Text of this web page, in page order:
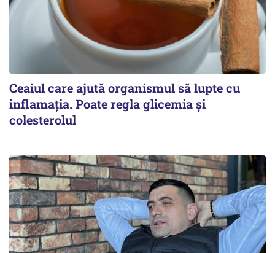
Ceaiul care ajută organismul să lupte cu
inflamația. Poate regla glicemia și
colesterolul